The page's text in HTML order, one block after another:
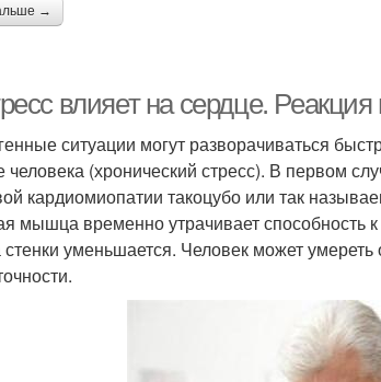
→
влияет на сердце. Реакция
ситуации могут разворачиваться
человека (хронический стресс). В первом
кардиомиопатии такоцубо или так
мышца временно утрачивает способность
уменьшается. Человек может